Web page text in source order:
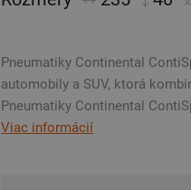
Pneumatiky Continental
automobily a SUV, ktorá
Pneumatiky Continental
Viac informácií